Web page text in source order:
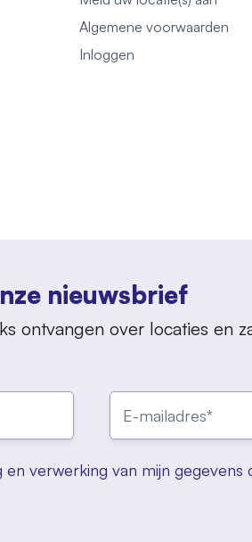
Algemene voorwaarden
Inloggen
nieuwsbrief
ontvangen over locaties en
verwerking van mijn gegevens